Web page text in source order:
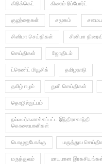
கிரிக்கெட் கிரைம் ரிப்போர்ட்
குழந்தைகள் சமூகம்
சினிமா செய்திகள் சினிமா
செய்திகள் ஜோதிடம்
ட்ரெண்ட் மியூசிக் தமிழநாடு
தமிழ் ஈழம் துளி செய்திகள்
தொழில்நுட்பம்
நல்லவர்களாக்கப்பட்ட இந்திராகாந்தி
கொலையாளிகள்
பொழுதுபோக்கு மருத்துவ
மருத்துவம் மாயமான